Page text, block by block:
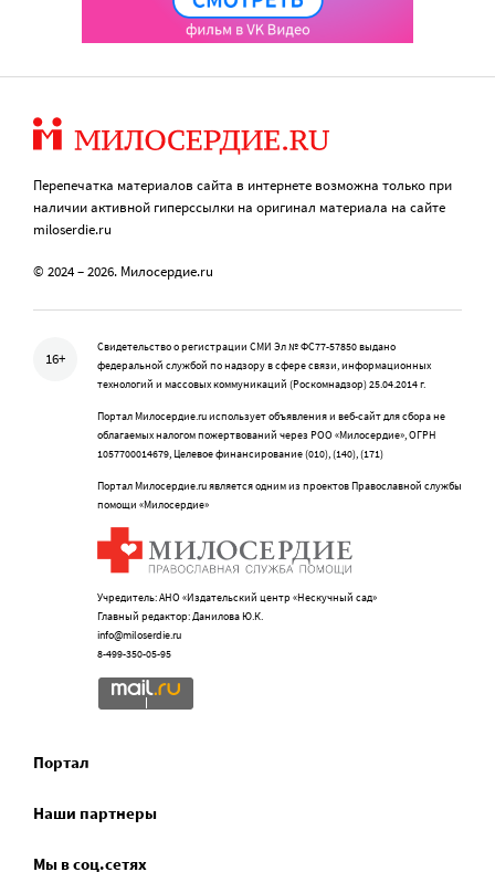
Перепечатка материалов сайта в интернете возможна только при
наличии активной гиперссылки на оригинал материала на сайте
miloserdie.ru
© 2024 – 2026. Милосердие.ru
16+
Свидетельство о регистрации СМИ Эл № ФС77-57850 выдано
федеральной службой по надзору в сфере связи, информационных
технологий и массовых коммуникаций (Роскомнадзор) 25.04.2014 г.
Портал Милосердие.ru использует объявления и веб-сайт для сбора не
облагаемых налогом пожертвований через РОО «Милосердие», ОГРН
1057700014679, Целевое финансирование (010), (140), (171)
Портал Милосердие.ru является одним из проектов Православной службы
помощи «Милосердие»
Учредитель: АНО «Издательский центр «Нескучный сад»
Главный редактор: Данилова Ю.К.
info@miloserdie.ru
8-499-350-05-95
Портал
Наши партнеры
Мы в соц.сетях